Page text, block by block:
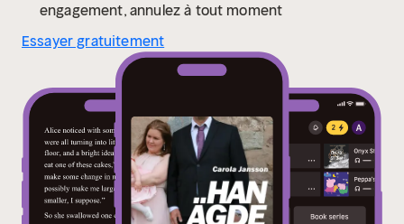
engagement, annulez à tout moment
Essayer gratuitement